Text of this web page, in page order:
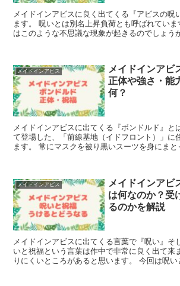
メイドインアビスに良く出てくる『アビスの呪
ます。 呪いとは別名上昇負荷とも呼ばれています。 何故アビス内で
はこのような不思議な現象が起きるのでしょうか？ このアビス
メイドインアビス
メイドインアビ
正体や強さ・能
何？
メイドインアビスに出てくる『ボンドルド』と
て登場した、「前線基地（イドフロント）」に
ます。 常にマスクを被り黒いスーツを身にまとっているとても謎多
メイドインアビス
メイドインアビ
は何なのか？受
るのかを解説
メイドインアビスに出てくる言葉で『呪い』そして『
いと祝福という言葉は作中で非常に良く出て来
りにくいところがあると思います。 今回は呪いとは一体何なのか、